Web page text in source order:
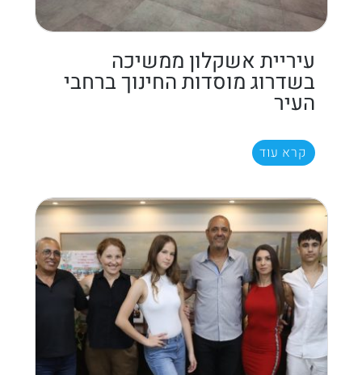
עיריית אשקלון ממשיכה
בשדרוג מוסדות החינוך ברחבי
העיר
קרא עוד